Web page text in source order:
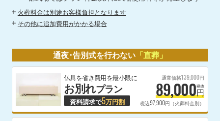
火葬料金は別途お客様負担となります
その他に追加費用がかかる場合
通夜･告別式を行わない 「直葬」
仏具を省き費用を最小限に
お別れプラン
資料請求で5万円割
通常価格139,000円
89,000円
税抜
税込97,900円（火葬料金別）